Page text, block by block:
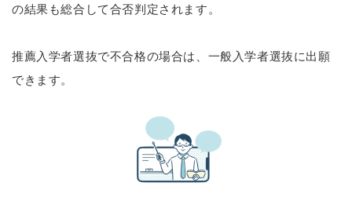
の結果も総合して合否判定されます。
推薦入学者選抜で不合格の場合は、一般入学者選抜に出願
できます。